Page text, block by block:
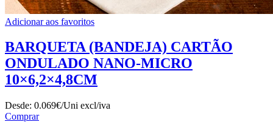
Adicionar aos favoritos
BARQUETA (BANDEJA) CARTÃO
ONDULADO NANO-MICRO
10×6,2×4,8CM
Desde: 0.069€/Uni excl/iva
Comprar